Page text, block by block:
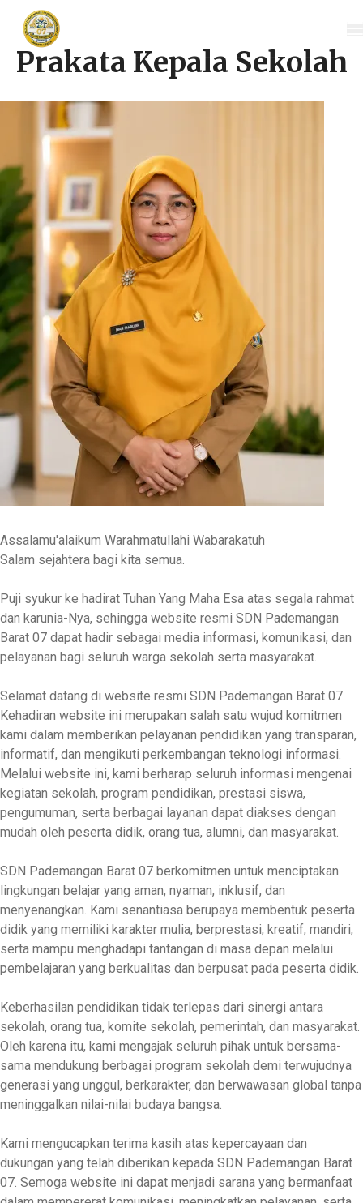
Prakata Kepala Sekolah
Assalamu'alaikum Warahmatullahi Wabarakatuh
Salam sejahtera bagi kita semua.
Puji syukur ke hadirat Tuhan Yang Maha Esa atas segala rahmat
dan karunia-Nya, sehingga website resmi SDN Pademangan
Barat 07 dapat hadir sebagai media informasi, komunikasi, dan
pelayanan bagi seluruh warga sekolah serta masyarakat.
Selamat datang di website resmi SDN Pademangan Barat 07.
Kehadiran website ini merupakan salah satu wujud komitmen
kami dalam memberikan pelayanan pendidikan yang transparan,
informatif, dan mengikuti perkembangan teknologi informasi.
Melalui website ini, kami berharap seluruh informasi mengenai
kegiatan sekolah, program pendidikan, prestasi siswa,
pengumuman, serta berbagai layanan dapat diakses dengan
mudah oleh peserta didik, orang tua, alumni, dan masyarakat.
SDN Pademangan Barat 07 berkomitmen untuk menciptakan
lingkungan belajar yang aman, nyaman, inklusif, dan
menyenangkan. Kami senantiasa berupaya membentuk peserta
didik yang memiliki karakter mulia, berprestasi, kreatif, mandiri,
serta mampu menghadapi tantangan di masa depan melalui
pembelajaran yang berkualitas dan berpusat pada peserta didik.
Keberhasilan pendidikan tidak terlepas dari sinergi antara
sekolah, orang tua, komite sekolah, pemerintah, dan masyarakat.
Oleh karena itu, kami mengajak seluruh pihak untuk bersama-
sama mendukung berbagai program sekolah demi terwujudnya
generasi yang unggul, berkarakter, dan berwawasan global tanpa
meninggalkan nilai-nilai budaya bangsa.
Kami mengucapkan terima kasih atas kepercayaan dan
dukungan yang telah diberikan kepada SDN Pademangan Barat
07. Semoga website ini dapat menjadi sarana yang bermanfaat